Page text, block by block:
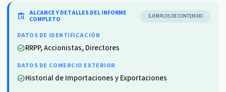
content_paste_search ALCANCE Y DETALLES DEL INFORME
COMPLETO EJEMPLOS DE CONTENIDO
DATOS DE IDENTIFICACIÓN
check_circleRRPP, Accionistas, Directores
DATOS DE COMERCIO EXTERIOR
check_circleHistorial de Importaciones y Exportaciones